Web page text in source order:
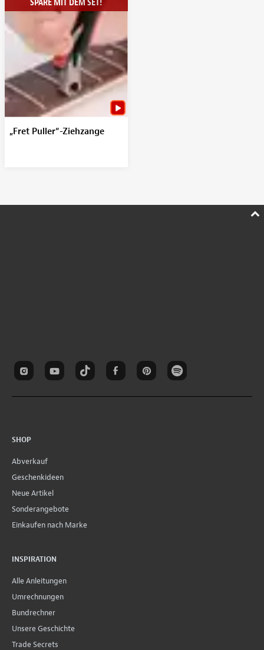
„Fret Puller“-Ziehzange
SHOP
Abverkauf
Geschenkideen
Neue Artikel
Sonderangebote
Einkaufen nach Marke
INSPIRATION
Alle Anleitungen
Umrechnungen
Bundrechner
Unsere Geschichte
Trade Secrets